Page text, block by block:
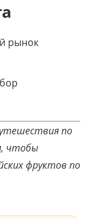
рынок
по
чтобы
фруктов по